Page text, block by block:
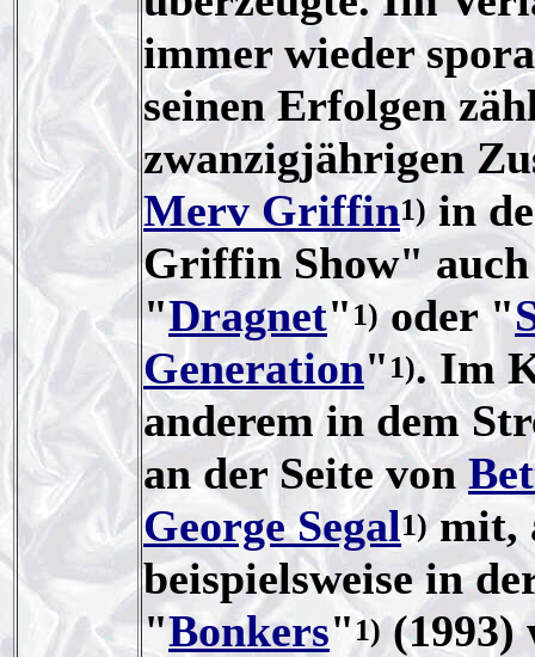
immer wieder
seinen Erfolgen
zwanzigjährigen
Merv Griffin1)in
Griffin Show"
"Dragnet"1)oder "
Generation" 1). Im
anderem in dem
an der Seite von
George Segal1)mit,
beispielsweise in
"Bonkers" 1)(1993)